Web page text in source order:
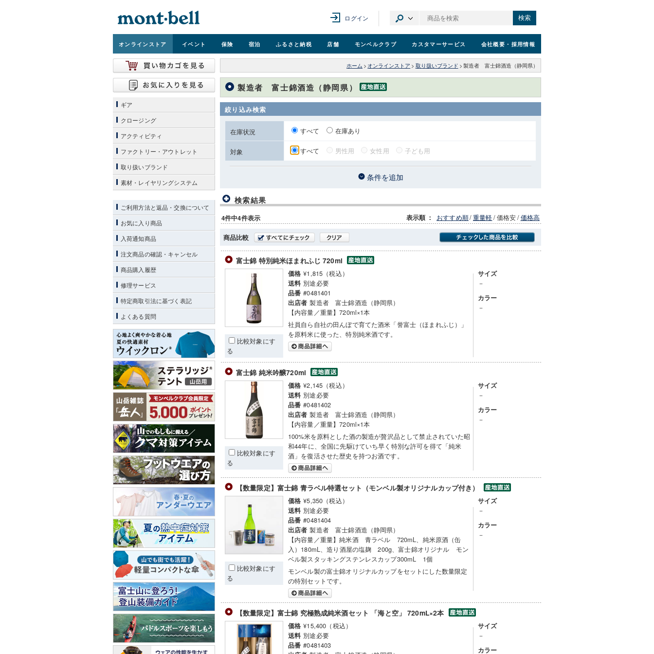
ログイン 検索
オンラインストア イベント 保険 宿泊 ふるさと納税 店舗 モンベルクラブ カスタマーサービス 会社概要 ・採用情報
ホーム > オンラインストア > 取り扱いブランド > 製造者 富士錦酒造（静岡県）
製造者 富士錦酒造（静岡県）
絞り込み検索
在庫状況 すべて 在庫あり
対象 すべて 男性用 女性用 子ども用
条件を追加
検索結果
4件中4件表示 表示順 ： おすすめ順/重量軽/価格安/価格高
商品比較
富士錦 特別純米ほまれふじ 720ml
比較対象にす
る
価格 ¥1,815（税込）
送料 別途必要
品番 #0481401
出店者 製造者 富士錦酒造（静岡県）
【内容量／重量】720ml×1本
社員自ら自社の田んぼで育てた酒米「誉富士（ほまれふじ）」
を原料米に使った、特別純米酒です。
サイズ
－
カラー
－
富士錦 純米吟醸720ml
比較対象にす
る
価格 ¥2,145（税込）
送料 別途必要
品番 #0481402
出店者 製造者 富士錦酒造（静岡県）
【内容量／重量】720ml×1本
100%米を原料とした酒の製造が贅沢品として禁止されていた昭
和44年に、全国に先駆けていち早く特別な許可を得て「純米
酒」を復活させた歴史を持つお酒です。
サイズ
－
カラー
－
【数量限定】富士錦 青ラベル特選セット（モンベル製オリジナルカップ付き）
比較対象にす
る
価格 ¥5,350（税込）
送料 別途必要
品番 #0481404
出店者 製造者 富士錦酒造（静岡県）
【内容量／重量】純米酒 青ラベル 720mL、純米原酒（缶
入）180mL、造り酒屋の塩麹 200g、富士錦オリジナル モン
ベル製スタッキングステンレスカップ300mL 1個
モンベル製の富士錦オリジナルカップをセットにした数量限定
の特別セットです。
サイズ
－
カラー
－
【数量限定】富士錦 究極熟成純米酒セット 「海と空」 720mL×2本
価格 ¥15,400（税込）
送料 別途必要
品番 #0481403
サイズ
－
カラー
ギア
クロージング
アクティビティ
ファクトリー・アウトレット
取り扱いブランド
素材・レイヤリングシステム
ご利用方法と返品・交換について
お気に入り商品
入荷通知商品
注文商品の確認・キャンセル
商品購入履歴
修理サービス
特定商取引法に基づく表記
よくある質問